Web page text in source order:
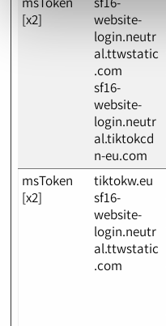
[x2]
website-
login.neutr
al.ttwstatic
.com
sf16-
website-
login.neutr
al.tiktokcd
n-eu.com
msToken
[x2]
tiktokw.eu
sf16-
website-
login.neutr
al.ttwstatic
.com